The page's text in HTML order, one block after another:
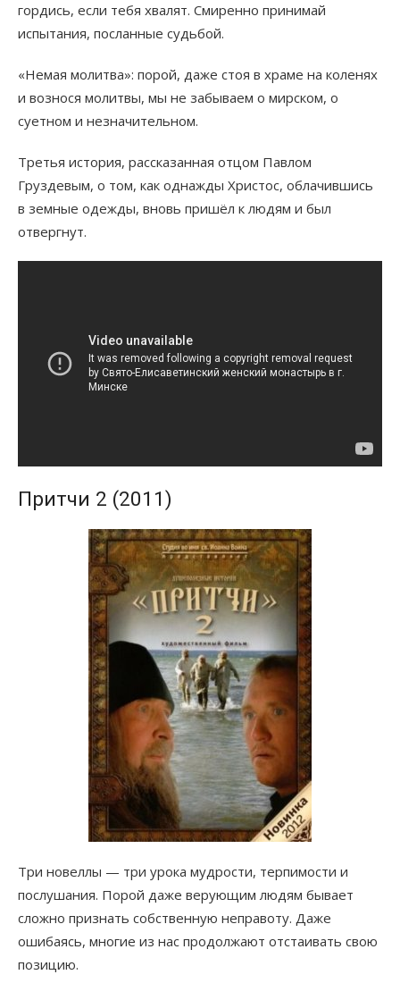
гордись, если тебя хвалят. Смиренно принимай
испытания, посланные судьбой.
«Немая молитва»: порой, даже стоя в храме на коленях
и вознося молитвы, мы не забываем о мирском, о
суетном и незначительном.
Третья история, рассказанная отцом Павлом
Груздевым, о том, как однажды Христос, облачившись
в земные одежды, вновь пришёл к людям и был
отвергнут.
Притчи 2 (2011)
Три новеллы — три урока мудрости, терпимости и
послушания. Порой даже верующим людям бывает
сложно признать собственную неправоту. Даже
ошибаясь, многие из нас продолжают отстаивать свою
позицию.